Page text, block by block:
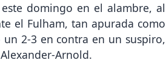
domingo en el alambre, al
el Fulham, tan apurada como
2-3 en contra en un suspiro,
Arnold.